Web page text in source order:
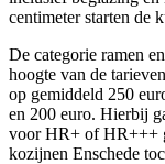
centimeter starten de
De categorie ramen
hoogte van de
op gemiddeld 250
en 200 euro. Hierbij
voor HR+ of HR+++
kozijnen Enschede